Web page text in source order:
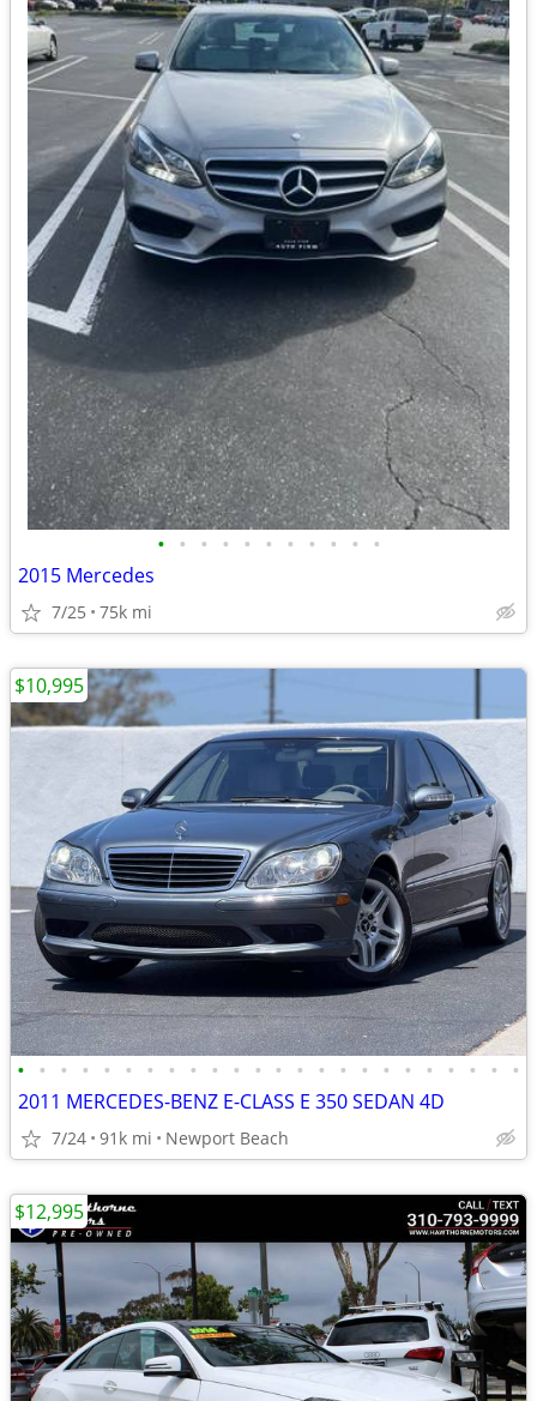
• • • • • • • • • • •
2015 Mercedes
7/25 75k mi
• • • • • • • • • • • • • • • • • • • • • • • •
2011 MERCEDES-BENZ E-CLASS E 350 SEDAN 4D
7/24 91k mi Newport Beach
$10,995
$12,995